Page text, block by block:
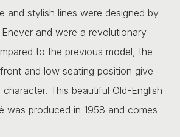
and stylish lines were designed by
and were a revolutionary
to the previous model, the
and low seating position give
This beautiful Old-English
was produced in 1958 and comes